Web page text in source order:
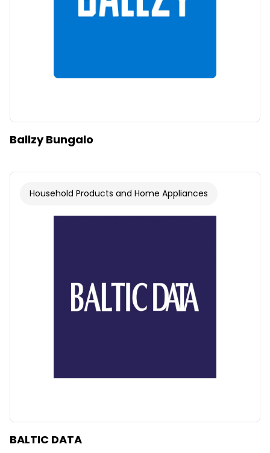
Ballzy Bungalo
Household Products and Home Appliances
BALTIC DATA